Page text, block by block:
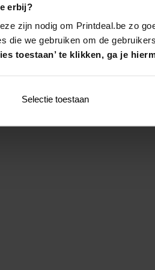
erbij?
zijn nodig om Printdeal.be zo
die we gebruiken om de
toestaan’ te klikken, ga je
Selectie toestaan